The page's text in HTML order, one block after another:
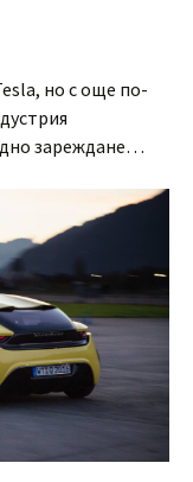
но с още по-
зареждане…